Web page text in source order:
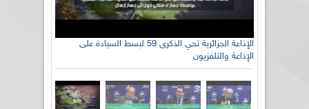
الإذاعة الجزائرية تحي الذكرى 59 لبسط السيادة على
الإذاعة والتلفزيون